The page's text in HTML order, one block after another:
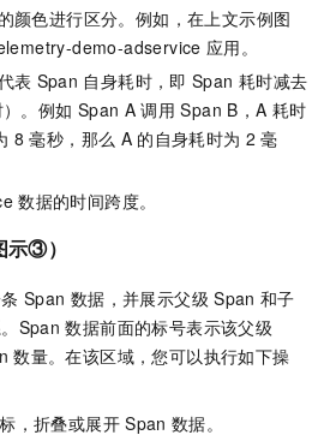
颜色进行区分。例如，在上文示例图
demo-adservice 应用。
表 Span 自身耗时，即 Span 耗时减去
。例如 Span A 调用 Span B，A 耗时
8 毫秒，那么 A 的自身耗时为 2 毫
数据的时间跨度。
示③）
Span 数据，并展示父级 Span 和子
Span 数据前面的标号表示该父级
数量。在该区域，您可以执行如下操
，折叠或展开 Span 数据。